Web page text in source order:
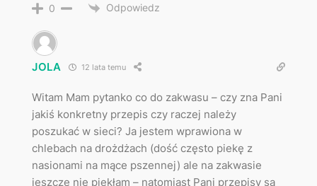
0 Odpowiedz
JOLA 12 lata temu
Witam Mam pytanko co do zakwasu – czy zna Pani
jakiś konkretny przepis czy raczej należy
poszukać w sieci? Ja jestem wprawiona w
chlebach na drożdżach (dość często piekę z
nasionami na mące pszennej) ale na zakwasie
jeszcze nie piekłam – natomiast Pani przepisy są